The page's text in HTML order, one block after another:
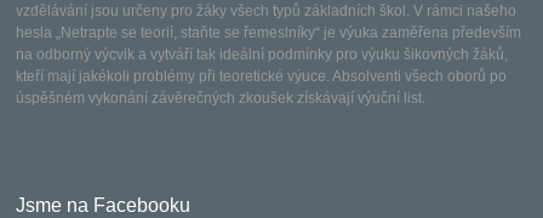
vzdělávání jsou určeny pro žáky všech typů základních škol. V rámci našeho
hesla „Netrapte se teorií, staňte se řemeslníky“ je výuka zaměřena především
na odborný výcvik a vytváří tak ideální podmínky pro výuku šikovných žáků,
kteří mají jakékoli problémy při teoretické výuce. Absolventi všech oborů po
úspěšném vykonání závěrečných zkoušek získávají výuční list.
Jsme na Facebooku